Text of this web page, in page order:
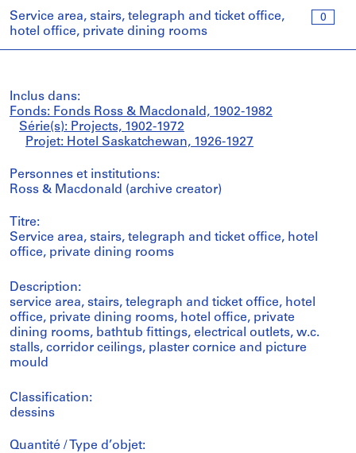
0
Service area, stairs, telegraph and ticket office,
hotel office, private dining rooms
Inclus dans:
Fonds: Fonds Ross & Macdonald, 1902-1982
Série(s): Projects, 1902-1972
Projet: Hotel Saskatchewan, 1926-1927
Personnes et institutions:
Ross & Macdonald (archive creator)
Titre:
Service area, stairs, telegraph and ticket office, hotel
office, private dining rooms
Description:
service area, stairs, telegraph and ticket office, hotel
office, private dining rooms, hotel office, private
dining rooms, bathtub fittings, electrical outlets, w.c.
stalls, corridor ceilings, plaster cornice and picture
mould
Classification:
dessins
Quantité / Type d’objet: